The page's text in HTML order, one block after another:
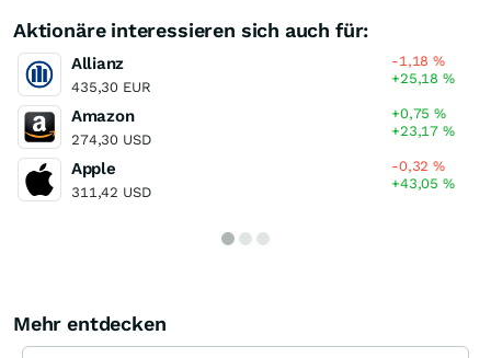
Aktionäre interessieren sich auch für:
Allianz
435,30 EUR
-1,18%
+25,18%
Amazon
274,30 USD
+0,75%
+23,17%
Apple
311,42 USD
-0,32%
+43,05%
Mehr entdecken